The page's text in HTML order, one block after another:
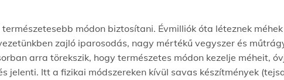
módon biztosítani. Évmilliók óta léteznek
zajló iparosodás, nagy mértékű vegyszer és
arra törekszik, hogy természetes módon kezelje méheit,
Itt a fizikai módszereken kívül savas készítmények